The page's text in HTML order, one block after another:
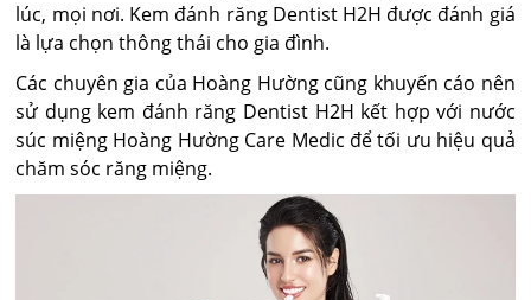
lúc, mọi nơi. Kem đánh răng Dentist H2H được đánh giá
là lựa chọn thông thái cho gia đình.
Các chuyên gia của Hoàng Hường cũng khuyến cáo nên
sử dụng kem đánh răng Dentist H2H kết hợp với nước
súc miệng Hoàng Hường Care Medic để tối ưu hiệu quả
chăm sóc răng miệng.